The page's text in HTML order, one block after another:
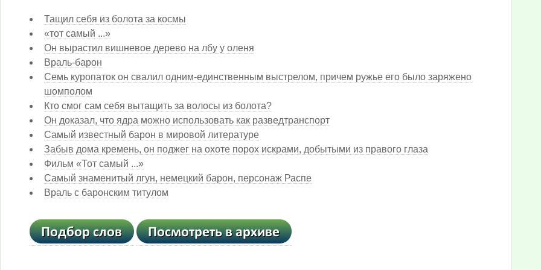
Тащил себя из болота за космы
«тот самый ...»
Он вырастил вишневое дерево на лбу у оленя
Враль-барон
Семь куропаток он свалил одним-единственным выстрелом, причем ружье его было заряжено
шомполом
Кто смог сам себя вытащить за волосы из болота?
Он доказал, что ядра можно использовать как разведтранспорт
Самый известный барон в мировой литературе
Забыв дома кремень, он поджег на охоте порох искрами, добытыми из правого глаза
Фильм «Тот самый ...»
Самый знаменитый лгун, немецкий барон, персонаж Распе
Враль с баронским титулом